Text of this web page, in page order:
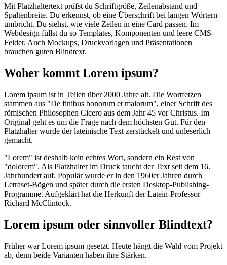
Mit Platzhaltertext prüfst du Schriftgröße, Zeilenabstand und
Spaltenbreite. Du erkennst, ob eine Überschrift bei langen Wörtern
umbricht. Du siehst, wie viele Zeilen in eine Card passen. Im
Webdesign füllst du so Templates, Komponenten und leere CMS-
Felder. Auch Mockups, Druckvorlagen und Präsentationen
brauchen guten Blindtext.
Woher kommt Lorem ipsum?
Lorem ipsum ist in Teilen über 2000 Jahre alt. Die Wortfetzen
stammen aus "De finibus bonorum et malorum", einer Schrift des
römischen Philosophen Cicero aus dem Jahr 45 vor Christus. Im
Original geht es um die Frage nach dem höchsten Gut. Für den
Platzhalter wurde der lateinische Text zerstückelt und unleserlich
gemacht.
"Lorem" ist deshalb kein echtes Wort, sondern ein Rest von
"dolorem". Als Platzhalter im Druck taucht der Text seit dem 16.
Jahrhundert auf. Populär wurde er in den 1960er Jahren durch
Letraset-Bögen und später durch die ersten Desktop-Publishing-
Programme. Aufgeklärt hat die Herkunft der Latein-Professor
Richard McClintock.
Lorem ipsum oder sinnvoller Blindtext?
Früher war Lorem ipsum gesetzt. Heute hängt die Wahl vom Projekt
ab, denn beide Varianten haben ihre Stärken.